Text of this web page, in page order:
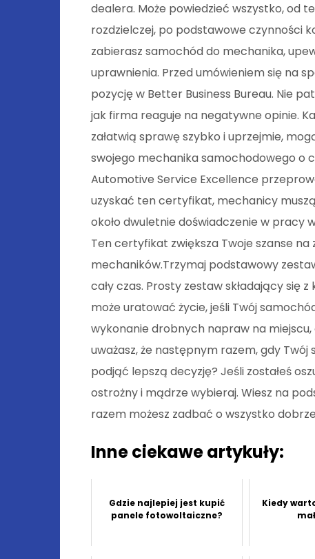
dealera. Może powiedzieć wszystko, od
rozdzielczej, po podstawowe czynności
zabierasz samochód do mechanika,
uprawnienia. Przed umówieniem się na
pozycję w Better Business Bureau. Nie
jak firma reaguje na negatywne opinie.
załatwią sprawę szybko i uprzejmie,
swojego mechanika samochodowego o
Automotive Service Excellence
uzyskać ten certyfikat, mechanicy
około dwuletnie doświadczenie w pracy
Ten certyfikat zwiększa Twoje szanse
mechaników.Trzymaj podstawowy
cały czas. Prosty zestaw składający się
może uratować życie, jeśli Twój
wykonanie drobnych napraw na
uważasz, że następnym razem, gdy
podjąć lepszą decyzję? Jeśli zostałeś
ostrożny i mądrze wybieraj. Wiesz na
razem możesz zadbać o wszystko
Inne ciekawe artykuły:
Gdzie najlepiej jest kupić
panele fotowoltaiczne?
Kiedy